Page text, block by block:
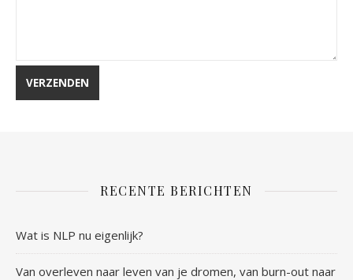
RECENTE BERICHTEN
Wat is NLP nu eigenlijk?
Van overleven naar leven van je dromen, van burn-out naar